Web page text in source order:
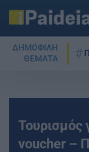
ΔΗΜΟΦΙΛΗ
ΘΕΜΑΤΑ
Τουρισμός
voucher –